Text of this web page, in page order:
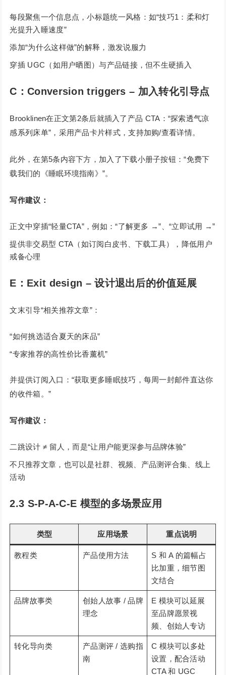
每段聚焦一个信息点，小标题统一风格：如“技巧1：柔和灯
光提升入睡速度”
添加“为什么这样做”的解释，激发说服力
穿插 UGC（如用户晒图）与产品链接，但不生硬插入
C：Conversion triggers – 加入转化引导点
Brooklinen在正文第2条后就插入了产品 CTA：“探索透气凉
感系列床单”，采用产品卡片样式，支持加购/查看详情。
此外，在第5条内容下方，加入了下载小册子按钮：“免费下
载我们的《睡眠环境指南》”。
写作建议：
正文中穿插“轻量CTA”，例如：“了解更多 →”、“立即试用 →”
提供非交易型 CTA（如订阅白皮书、下载工具），降低用户
戒备心理
E：Exit design – 设计退出后的价值延展
文末引导“相关推荐文章”：
“如何挑选适合夏天的床品”
“专家推荐的高性价比香薰机”
并提供订阅入口：“获取更多睡眠技巧，每周一封邮件直达你
的收件箱。”
写作建议：
二跳设计 ≠ 留人，而是“让用户能更深参与品牌体验”
不只推荐文章，也可以是社群、视频、产品测评合集、线上
活动
2.3 S-P-A-C-E 模型的多场景应用
类型 应用场景 重点说明
教程类 产品使用方法
S 和 A 的篇幅占
比加重，细节图
文结合
品牌故事类
创始人故事 / 品牌
理念
E 模块可以延展
至品牌愿景视
频、创始人专访
转化导向类
产品测评 / 选购指
南
C 模块可以多处
设置，配合活动
CTA 和 UGC